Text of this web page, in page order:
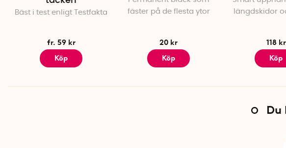
Bäst i test enligt Testfakta
fr. 59 kr
Köp
fäster på de flesta ytor
20 kr
Köp
längdskidor
118 kr
Köp
Du